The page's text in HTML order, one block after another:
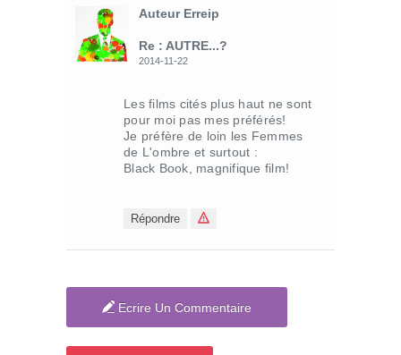
Auteur Erreip
Re : AUTRE...?
2014-11-22
Les films cités plus haut ne sont
pour moi pas mes préférés!
Je préfère de loin les Femmes
de L'ombre et surtout :
Black Book, magnifique film!
Répondre
Ecrire Un Commentaire